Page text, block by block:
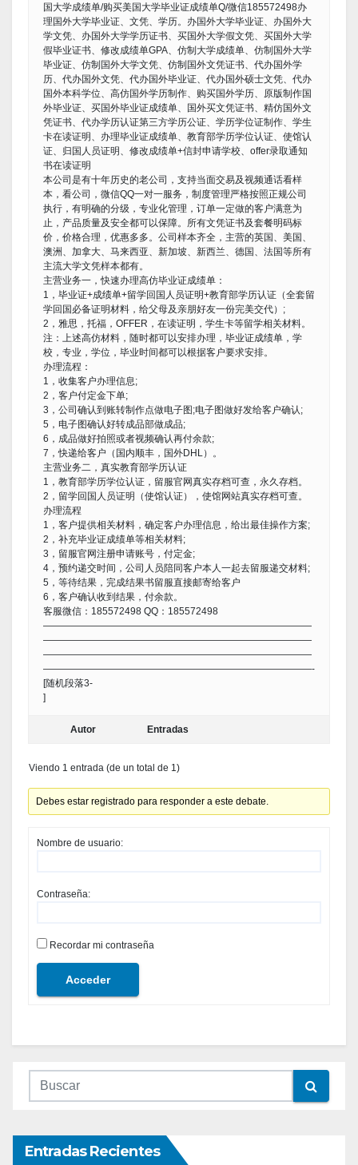
国大学成绩单/购买美国大学毕业证成绩单Q/微信185572498办
理国外大学毕业证、文凭、学历。办国外大学毕业证、办国外大
学文凭、办国外大学学历证书、买国外大学假文凭、买国外大学
假毕业证书、修改成绩单GPA、仿制大学成绩单、仿制国外大学
毕业证、仿制国外大学文凭、仿制国外文凭证书、代办国外学
历、代办国外文凭、代办国外毕业证、代办国外硕士文凭、代办
国外本科学位、高仿国外学历制作、购买国外学历、原版制作国
外毕业证、买国外毕业证成绩单、国外买文凭证书、精仿国外文
凭证书、代办学历认证第三方学历公证、学历学位证制作、学生
卡在读证明、办理毕业证成绩单、教育部学历学位认证、使馆认
证、归国人员证明、修改成绩单+信封申请学校、offer录取通知
书在读证明
本公司是有十年历史的老公司，支持当面交易及视频通话看样
本，看公司，微信QQ一对一服务，制度管理严格按照正规公司
执行，有明确的分级，专业化管理，订单一定做的客户满意为
止，产品质量及安全都可以保障。所有文凭证书及套餐明码标
价，价格合理，优惠多多。公司样本齐全，主营的英国、美国、
澳洲、加拿大、马来西亚、新加坡、新西兰、德国、法国等所有
主流大学文凭样本都有。
主营业务一，快速办理高仿毕业证成绩单：
1，毕业证+成绩单+留学回国人员证明+教育部学历认证（全套留
学回国必备证明材料，给父母及亲朋好友一份完美交代）;
2，雅思，托福，OFFER，在读证明，学生卡等留学相关材料。
注：上述高仿材料，随时都可以安排办理，毕业证成绩单，学
校，专业，学位，毕业时间都可以根据客户要求安排。
办理流程：
1，收集客户办理信息;
2，客户付定金下单;
3，公司确认到账转制作点做电子图;电子图做好发给客户确认;
5，电子图确认好转成品部做成品;
6，成品做好拍照或者视频确认再付余款;
7，快递给客户（国内顺丰，国外DHL）。
主营业务二，真实教育部学历认证
1，教育部学历学位认证，留服官网真实存档可查，永久存档。
2，留学回国人员证明（使馆认证），使馆网站真实存档可查。
办理流程
1，客户提供相关材料，确定客户办理信息，给出最佳操作方案;
2，补充毕业证成绩单等相关材料;
3，留服官网注册申请账号，付定金;
4，预约递交时间，公司人员陪同客户本人一起去留服递交材料;
5，等待结果，完成结果书留服直接邮寄给客户
6，客户确认收到结果，付余款。
客服微信：185572498 QQ：185572498
————————————————————————————
————————————————————————————
————————————————————————————
————————————————————————————-
[随机段落3-
]
Autor Entradas
Viendo 1 entrada (de un total de 1)
Debes estar registrado para responder a este debate.
Nombre de usuario:
Contraseña:
Recordar mi contraseña
Acceder
Entradas Recientes